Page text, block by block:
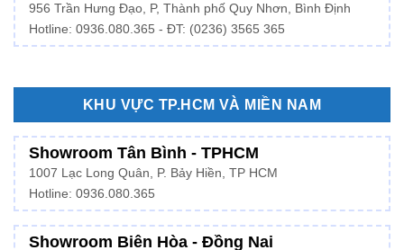
956 Trần Hưng Đạo, P, Thành phố Quy Nhơn, Bình Định
Hotline: 0936.080.365 - ĐT: (0236) 3565 365
KHU VỰC TP.HCM VÀ MIỀN NAM
Showroom Tân Bình - TPHCM
1007 Lạc Long Quân, P. Bảy Hiền, TP HCM
Hotline: 0936.080.365
Showroom Biên Hòa - Đồng Nai